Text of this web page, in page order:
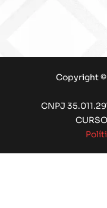
Copyright
CNPJ